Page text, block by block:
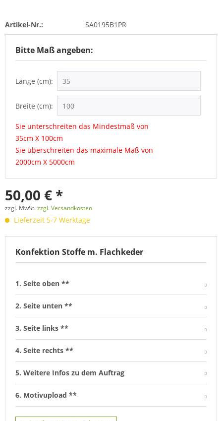
Artikel-Nr.: SA0195B1PR
Bitte Maß angeben:
Länge (cm):
Breite (cm):
Sie unterschreiten das Mindestmaß von
35cm X 100cm
Sie überschreiten das maximale Maß von
2000cm X 5000cm
50,00 € *
zzgl. MwSt.zzgl. Versandkosten
Lieferzeit 5-7 Werktage
Konfektion Stoffe m. Flachkeder
1. Seite oben **
2. Seite unten **
3. Seite links **
4. Seite rechts **
5. Weitere Infos zu dem Auftrag
6. Motivupload **